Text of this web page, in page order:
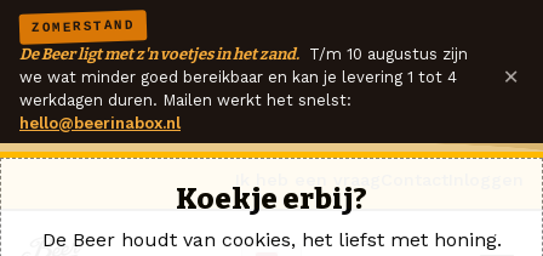
ZOMERSTAND
De Beer ligt met z'n voetjes in het zand. T/m 10 augustus zijn
we wat minder goed bereikbaar en kan je levering 1 tot 4
werkdagen duren. Mailen werkt het snelst:
hello@beerinabox.nl
×
Koekje erbij?
De Beer houdt van cookies, het liefst met honing.